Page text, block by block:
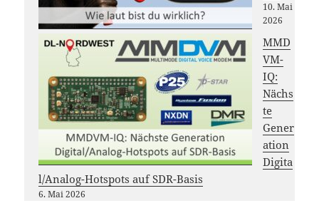
10. Mai
2026
MMD
VM-
IQ:
Nächs
te
Gener
ation
Digita
l/Analog-Hotspots auf SDR-Basis
6. Mai 2026